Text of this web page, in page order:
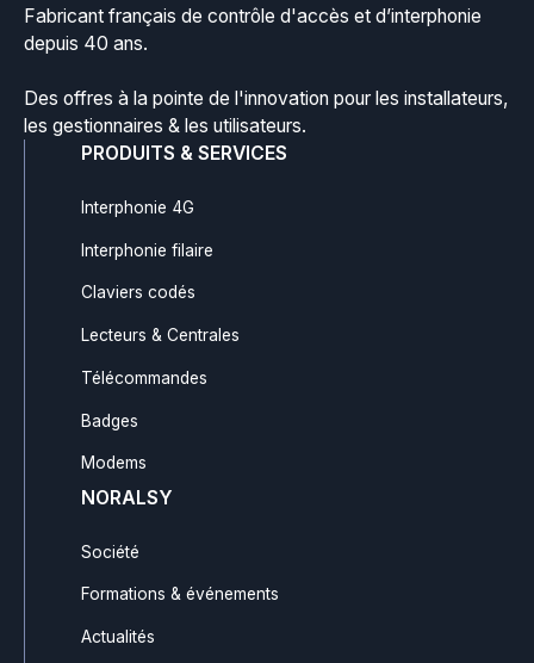
Fabricant français de contrôle d'accès et d’interphonie
depuis 40 ans.
Des offres à la pointe de l'innovation pour les installateurs,
les gestionnaires & les utilisateurs.
PRODUITS & SERVICES
Interphonie 4G
Interphonie filaire
Claviers codés
Lecteurs & Centrales
Télécommandes
Badges
Modems
NORALSY
Société
Formations & événements
Actualités